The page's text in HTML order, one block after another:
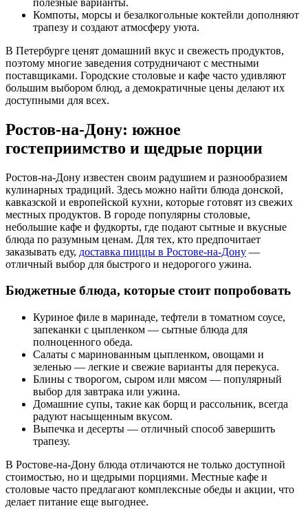
Компоты, морсы и безалкогольные коктейли дополняют
трапезу и создают атмосферу уюта.
В Петербурге ценят домашний вкус и свежесть продуктов,
поэтому многие заведения сотрудничают с местными
поставщиками. Городские столовые и кафе часто удивляют
большим выбором блюд, а демократичные цены делают их
доступными для всех.
Ростов-на-Дону: южное
гостеприимство и щедрые порции
Ростов-на-Дону известен своим радушием и разнообразием
кулинарных традиций. Здесь можно найти блюда донской,
кавказской и европейской кухни, которые готовят из свежих
местных продуктов. В городе популярны столовые,
небольшие кафе и фудкорты, где подают сытные и вкусные
блюда по разумным ценам. Для тех, кто предпочитает
заказывать еду, доставка пиццы в Ростове-на-Дону —
отличный выбор для быстрого и недорогого ужина.
Бюджетные блюда, которые стоит попробовать
Куриное филе в маринаде, тефтели в томатном соусе,
запеканки с цыпленком — сытные блюда для
полноценного обеда.
Салаты с маринованным цыпленком, овощами и
зеленью — легкие и свежие варианты для перекуса.
Блины с творогом, сыром или мясом — популярный
выбор для завтрака или ужина.
Домашние супы, такие как борщ и рассольник, всегда
радуют насыщенным вкусом.
Выпечка и десерты — отличный способ завершить
трапезу.
В Ростове-на-Дону блюда отличаются не только доступной
стоимостью, но и щедрыми порциями. Местные кафе и
столовые часто предлагают комплексные обеды и акции, что
делает питание еще выгоднее.